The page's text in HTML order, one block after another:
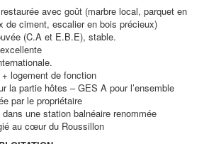
avec goût (marbre local, parquet en
de ciment, escalier en bois précieux)
(C.A et E.B.E), stable.
logement de fonction
la partie hôtes – GES A pour l’ensemble
par le propriétaire
une station balnéaire renommée
au cœur du Roussillon